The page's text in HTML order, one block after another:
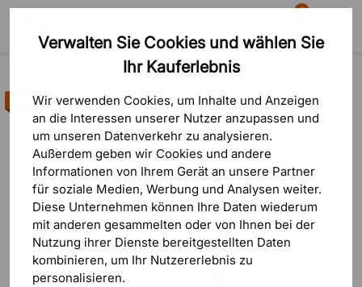
Verwalten Sie Cookies und wählen Sie
Ihr Kauferlebnis
Wir verwenden Cookies, um Inhalte und Anzeigen
an die Interessen unserer Nutzer anzupassen und
um unseren Datenverkehr zu analysieren.
Außerdem geben wir Cookies und andere
Informationen von Ihrem Gerät an unsere Partner
für soziale Medien, Werbung und Analysen weiter.
Diese Unternehmen können Ihre Daten wiederum
mit anderen gesammelten oder von Ihnen bei der
Nutzung ihrer Dienste bereitgestellten Daten
kombinieren, um Ihr Nutzererlebnis zu
personalisieren.
Suche
0
Warenkorb
Konferenztische
16 Bewertungen
Bestseller